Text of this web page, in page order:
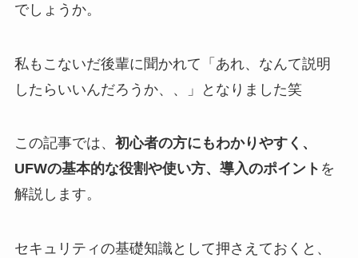
でしょうか。
私もこないだ後輩に聞かれて「あれ、なんて説明
したらいいんだろうか、、」となりました笑
この記事では、 初心者の方にもわかりやすく、
UFWの基本的な役割や使い方、導入のポイント を
解説します。
セキュリティの基礎知識として押さえておくと、